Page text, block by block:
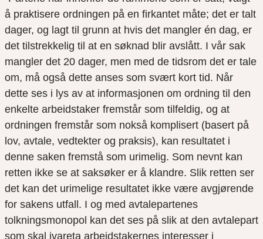
å praktisere ordningen på en firkantet måte; det er talt
dager, og lagt til grunn at hvis det mangler én dag, er
det tilstrekkelig til at en søknad blir avslått. I vår sak
mangler det 20 dager, men med de tidsrom det er tale
om, må også dette anses som svært kort tid. Når
dette ses i lys av at informasjonen om ordning til den
enkelte arbeidstaker fremstår som tilfeldig, og at
ordningen fremstår som nokså komplisert (basert på
lov, avtale, vedtekter og praksis), kan resultatet i
denne saken fremstå som urimelig. Som nevnt kan
retten ikke se at saksøker er å klandre. Slik retten ser
det kan det urimelige resultatet ikke være avgjørende
for sakens utfall. I og med avtalepartenes
tolkningsmonopol kan det ses på slik at den avtalepart
som skal ivareta arbeidstakernes interesser i